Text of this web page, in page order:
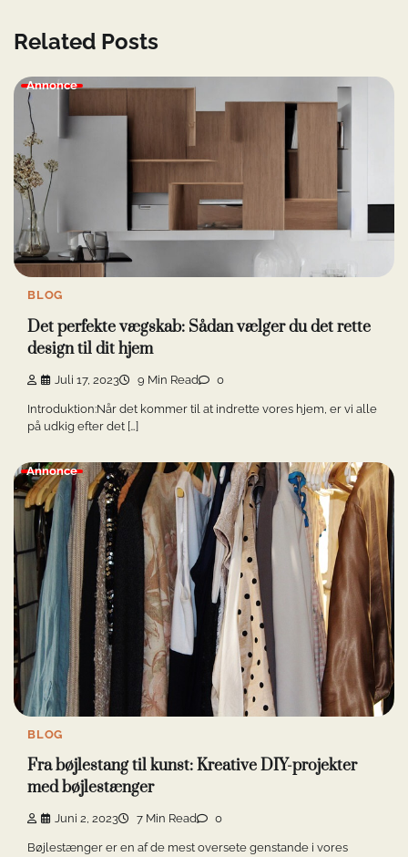
Related Posts
Annonce
BLOG
Det perfekte vægskab: Sådan vælger du det rette
design til dit hjem
Juli 17, 2023 9 Min Read 0
Introduktion:Når det kommer til at indrette vores hjem, er vi alle
på udkig efter det […]
Annonce
BLOG
Fra bøjlestang til kunst: Kreative DIY-projekter
med bøjlestænger
Juni 2, 2023 7 Min Read 0
Bøjlestænger er en af de mest oversete genstande i vores